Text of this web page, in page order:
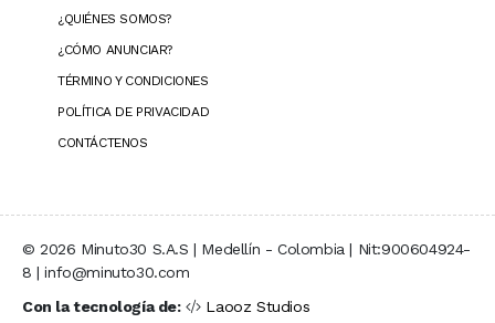
¿QUIÉNES SOMOS?
¿CÓMO ANUNCIAR?
TÉRMINO Y CONDICIONES
POLÍTICA DE PRIVACIDAD
CONTÁCTENOS
© 2026 Minuto30 S.A.S | Medellín - Colombia | Nit:900604924-
8 | info@minuto30.com
Con la tecnología de:
Laooz Studios